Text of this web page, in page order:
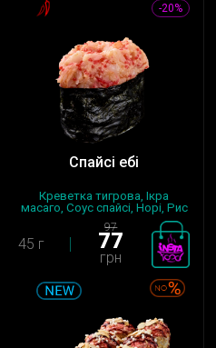
-20%
Спайсі ебі
Креветка тигрова, Ікра
масаго, Соус спайсі, Норі, Рис
за...
45 г
97
77
грн